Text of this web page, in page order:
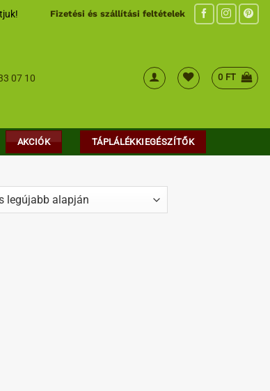
Fizetési és szállítási feltételek
07 10 0 FT
AKCIÓK TÁPLÁLÉKKIEGÉSZÍTŐK